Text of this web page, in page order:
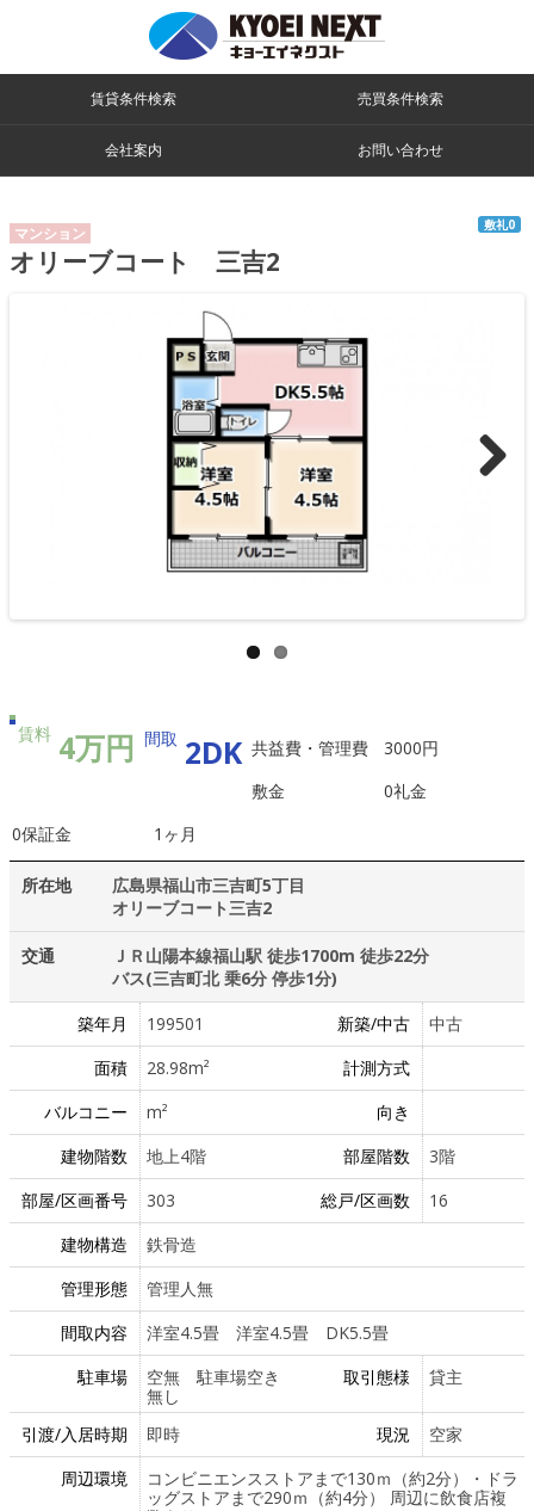
賃貸条件検索 売買条件検索
会社案内 お問い合わせ
マンション
オリーブコート 三吉2
敷礼0
賃料 4万円 間取 2DK 共益費・管理費
3000円
敷金
0礼金
0保証金 1ヶ月
所在地
広島県福山市三吉町5丁目
オリーブコート三吉2
交通
ＪＲ山陽本線福山駅 徒歩1700m 徒歩22分
バス(三吉町北 乗6分 停歩1分)
築年月
199501 新築/中古
中古
面積
28.98m²
計測方式
バルコニー
m²
向き
建物階数
地上4階 部屋階数
3階
部屋/区画番号
303 総戸/区画数
16
建物構造
鉄骨造
管理形態
管理人無
間取内容
洋室4.5畳 洋室4.5畳 DK5.5畳
駐車場
空無 駐車場空き
無し
取引態様 貸主
引渡/入居時期 即時 現況
空家
周辺環境
コンビニエンスストアまで130ｍ（約2分）・ドラ
ッグストアまで290ｍ（約4分） 周辺に飲食店複